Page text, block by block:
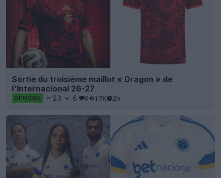
Sortie du troisième maillot « Dragon » de
l'Internacional 26-27
OFFICIEL 23 6 0 1.7K 2h